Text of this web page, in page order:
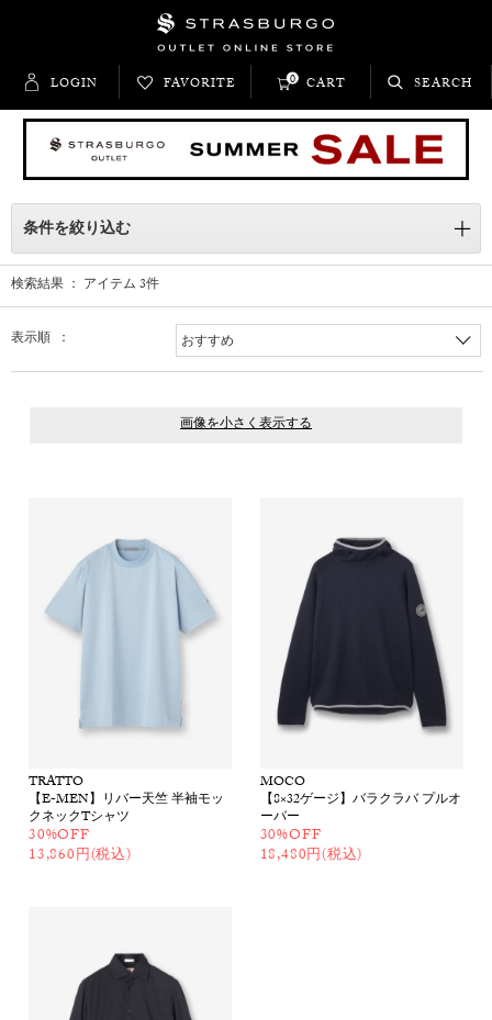
LOGIN FAVORITE CART
0 SEARCH
条件を絞り込む
検索結果 ： アイテム 3件
表示順 ：
TRATTO
【E-MEN】リバー天竺 半袖モッ
クネックTシャツ
30%OFF
13,860円(税込)
MOCO
【8×32ゲージ】バラクラバ プルオ
ーバー
30%OFF
18,480円(税込)